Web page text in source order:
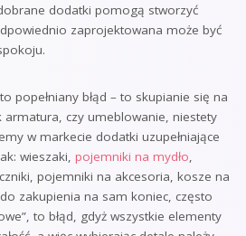
dodatki pomogą stworzyć
zaprojektowana może być
popełniany błąd – to skupianie się na
armatura, czy umeblowanie, niestety
w markecie dodatki uzupełniające
wieszaki, pojemniki na mydło,
pojemniki na akcesoria, kosze na
zakupienia na sam koniec, często
to błąd, gdyż wszystkie elementy